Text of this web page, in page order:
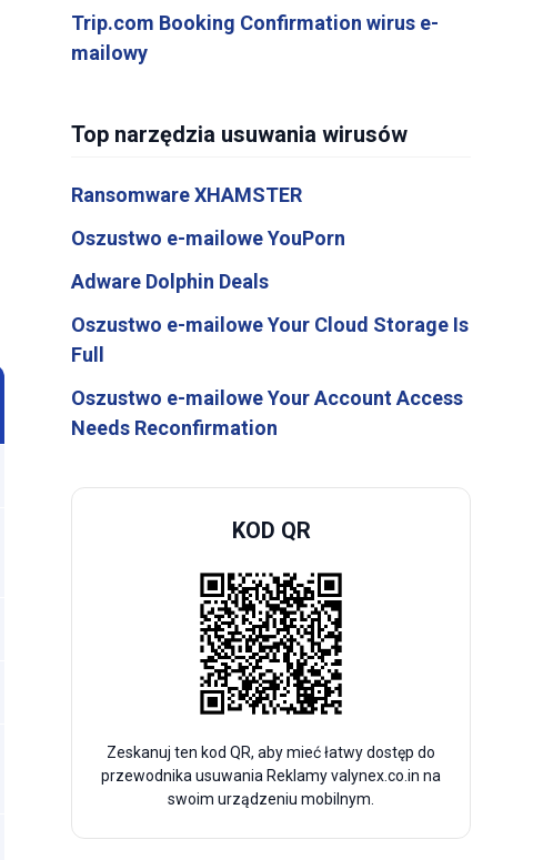
Trip.com Booking Confirmation wirus e-
mailowy
Top narzędzia usuwania wirusów
Ransomware XHAMSTER
Oszustwo e-mailowe YouPorn
Adware Dolphin Deals
Oszustwo e-mailowe Your Cloud Storage Is
Full
Oszustwo e-mailowe Your Account Access
Needs Reconfirmation
KOD QR
Zeskanuj ten kod QR, aby mieć łatwy dostęp do
przewodnika usuwania Reklamy valynex.co.in na
swoim urządzeniu mobilnym.